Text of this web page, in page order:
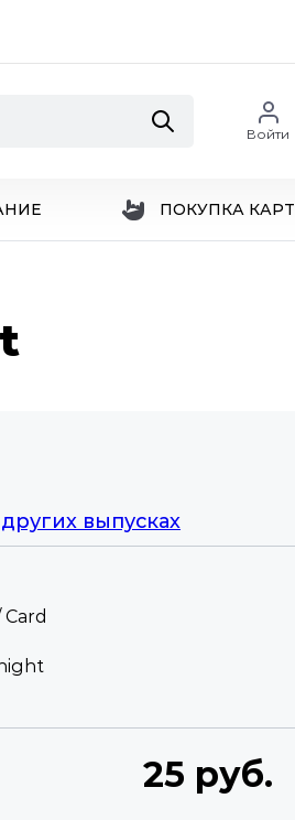
Войти
ПОКУПКА КАРТ
выпусках
Card
25 руб.